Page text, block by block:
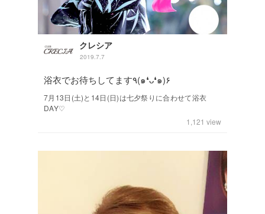
クレシア
2019.7.7
浴衣でお待ちしてます٩(๑❛ᴗ❛๑)۶
7月13日(土)と14日(日)は七夕祭りに合わせて浴衣
DAY♡
1,121 view